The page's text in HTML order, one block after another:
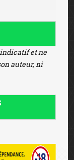
et ne
auteur, ni